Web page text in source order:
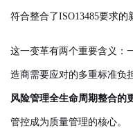
符合整合了ISO13485要求的
这一变革有两个重要含义：
造商需要应对的多重标准负
风险管理全生命周期整合的
管控成为质量管理的核心。